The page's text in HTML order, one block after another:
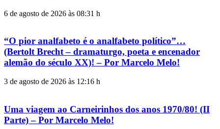
6 de agosto de 2026 às 08:31 h
“O pior analfabeto é o analfabeto político”…
(Bertolt Brecht – dramaturgo, poeta e encenador
alemão do século XX)! – Por Marcelo Melo!
3 de agosto de 2026 às 12:16 h
Uma viagem ao Carneirinhos dos anos 1970/80! (II
Parte) – Por Marcelo Melo!